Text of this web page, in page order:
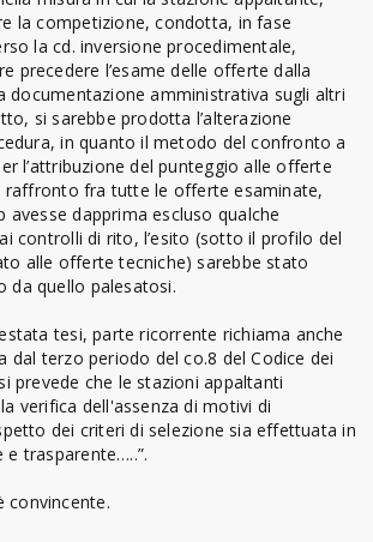
la competizione, condotta, in fase
la cd. inversione procedimentale,
precedere l’esame delle offerte dalla
documentazione amministrativa sugli altri
si sarebbe prodotta l’alterazione
in quanto il metodo del confronto a
l’attribuzione del punteggio alle offerte
raffronto fra tutte le offerte esaminate,
avesse dapprima escluso qualche
controlli di rito, l’esito (sotto il profilo del
alle offerte tecniche) sarebbe stato
da quello palesatosi.
tesi, parte ricorrente richiama anche
dal terzo periodo del co.8 del Codice dei
prevede che le stazioni appaltanti
verifica dell'assenza di motivi di
dei criteri di selezione sia effettuata in
e trasparente…..”.
convincente.